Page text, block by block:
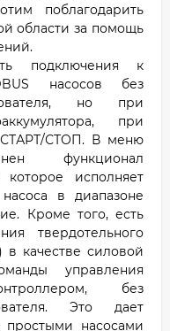
поблагодарить
области за помощь
подключения к
насосов без
но при
при
СТАРТ/СТОП. В меню
функционал
которое исполняет
в диапазоне
Кроме того, есть
твердотельного
в качестве силовой
управления
без
Это дает
простыми насосами